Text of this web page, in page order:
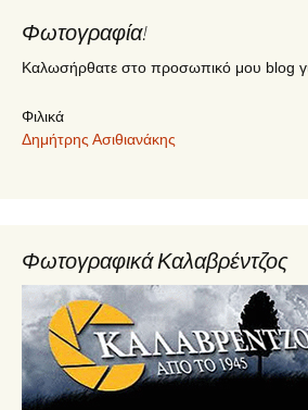
Φωτογραφία!
Καλωσήρθατε στο προσωπικό μου blog
Φιλικά
Δημήτρης Ασιθιανάκης
Φωτογραφικά Καλαβρέντζος